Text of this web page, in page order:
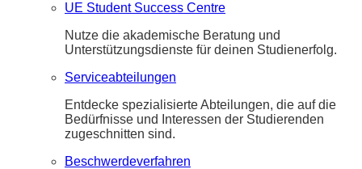
UE Student Success Centre
Nutze die akademische Beratung und
Unterstützungsdienste für deinen Studienerfolg.
Serviceabteilungen
Entdecke spezialisierte Abteilungen, die auf die
Bedürfnisse und Interessen der Studierenden
zugeschnitten sind.
Beschwerdeverfahren